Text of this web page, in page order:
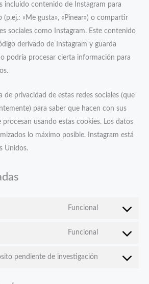
incluido contenido de Instagram para
(p.ej.: «Me gusta», «Pinear») o compartir
sociales como Instagram. Este contenido
derivado de Instagram y guarda
podría procesar cierta información para
de privacidad de estas redes sociales (que
para saber que hacen con sus
procesan usando estas cookies. Los datos
lo máximo posible. Instagram está
Unidos.
Funcional
Consent
wordpress
Funcional
Consent
pendiente de investigación
Consent